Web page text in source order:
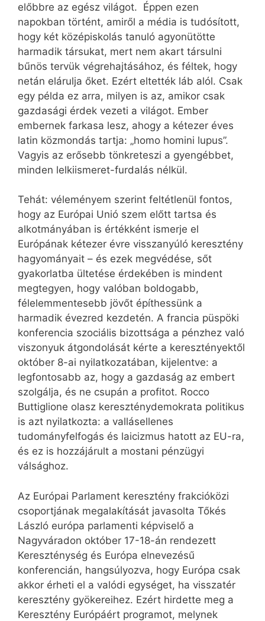
előbbre az egész világot. Éppen ezen
napokban történt, amiről a média is tudósított,
hogy két középiskolás tanuló agyonütötte
harmadik társukat, mert nem akart társulni
bűnös tervük végrehajtásához, és féltek, hogy
netán elárulja őket. Ezért eltették láb alól. Csak
egy példa ez arra, milyen is az, amikor csak
gazdasági érdek vezeti a világot. Ember
embernek farkasa lesz, ahogy a kétezer éves
latin közmondás tartja: „homo homini lupus”.
Vagyis az erősebb tönkreteszi a gyengébbet,
minden lelkiismeret-furdalás nélkül.
Tehát: véleményem szerint feltétlenül fontos,
hogy az Európai Unió szem előtt tartsa és
alkotmányában is értékként ismerje el
Európának kétezer évre visszanyúló keresztény
hagyományait – és ezek megvédése, sőt
gyakorlatba ültetése érdekében is mindent
megtegyen, hogy valóban boldogabb,
félelemmentesebb jövőt építhessünk a
harmadik évezred kezdetén. A francia püspöki
konferencia szociális bizottsága a pénzhez való
viszonyuk átgondolását kérte a keresztényektől
október 8-ai nyilatkozatában, kijelentve: a
legfontosabb az, hogy a gazdaság az embert
szolgálja, és ne csupán a profitot. Rocco
Buttiglione olasz kereszténydemokrata politikus
is azt nyilatkozta: a vallásellenes
tudományfelfogás és laicizmus hatott az EU-ra,
és ez is hozzájárult a mostani pénzügyi
válsághoz.
Az Európai Parlament keresztény frakcióközi
csoportjának megalakítását javasolta Tőkés
László európa parlamenti képviselő a
Nagyváradon október 17-18-án rendezett
Kereszténység és Európa elnevezésű
konferencián, hangsúlyozva, hogy Európa csak
akkor érheti el a valódi egységet, ha visszatér
keresztény gyökereihez. Ezért hirdette meg a
Keresztény Európáért programot, melynek